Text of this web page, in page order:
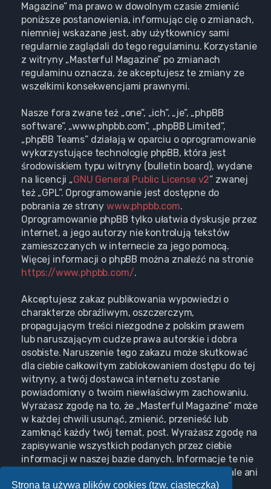
Strona ta używa plików cookies (tzw. ciasteczka)
Magazine” ma prawo w dowolnym czasie zmienić
poniższe postanowienia, informując cię o zmianach,
niemniej wskazane jest, aby użytkownicy sami
regularnie zaglądali do tego regulaminu. Korzystanie
z witryny „Masterful Magazine” po zmianach
regulaminu oznacza, że akceptujesz te zmiany ze
wszelkimi konsekwencjami prawnymi.
Nasze fora zwane też „one”, „ich”, „je”, „phpBB
software”, „www.phpbb.com”, „phpBB Limited”,
„phpBB Teams” działają w oparciu o oprogramowanie
wykorzystujące technologię phpBB, która jest
środowiskiem typu witryny (bulletin board), wydane
na licencji „GNU General Public License v2” zwanej
też „GPL”. Oprogramowanie jest dostępne do
pobrania ze strony www.phpbb.com.
Oprogramowanie phpBB tylko ułatwia dyskusje przez
internet, a jego autorzy nie kontrolują tekstów
zamieszczanych w internecie za jego pomocą.
Więcej informacji o phpBB można znaleźć na stronie
https://www.phpbb.com/.
Akceptujesz zakaz publikowania wypowiedzi o
charakterze obraźliwym, oszczerczym,
propagującym treści niezgodne z polskim prawem
lub naruszającym cudze prawa autorskie i dobra
osobiste. Naruszenie tego zakazu może skutkować
dla ciebie całkowitym zablokowaniem dostępu do tej
witryny, a twój dostawca internetu zostanie
powiadomiony o twoim niewłaściwym zachowaniu.
Wyrażasz zgodę na to, że „Masterful Magazine” może
w każdej chwili usunąć, zmienić, przenieść lub
zamknąć każdy twój temat, post. Wyrażasz zgodę na
zapisywanie wszystkich podanych przez ciebie
informacji w naszej bazie danych. Informacje te nie
będą przekazywane nikomu bez twojej zgody, ale ani
„Masterful Magazine”, ani phpBB nie ponosi